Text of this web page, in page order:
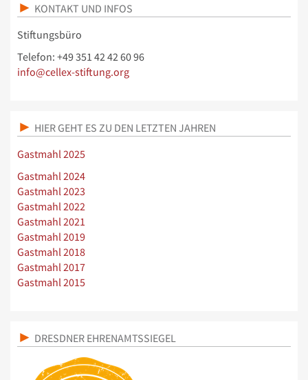
KONTAKT UND INFOS
Stiftungsbüro
Telefon: +49 351 42 42 60 96
info@cellex-stiftung.org
HIER GEHT ES ZU DEN LETZTEN JAHREN
Gastmahl 2025
Gastmahl 2024
Gastmahl 2023
Gastmahl 2022
Gastmahl 2021
Gastmahl 2019
Gastmahl 2018
Gastmahl 2017
Gastmahl 2015
DRESDNER EHRENAMTSSIEGEL